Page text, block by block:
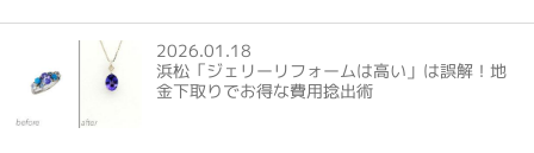
2026.01.18
浜松「ジェリーリフォームは高い」は誤解！地
金下取りでお得な費用捻出術